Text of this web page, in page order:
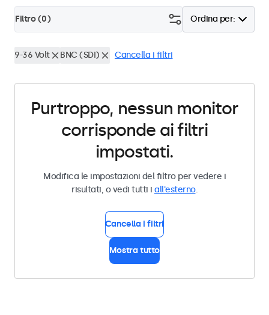
Ordina per:
Filtro (0)
9-36 Volt BNC (SDI) Cancella i filtri
Purtroppo, nessun monitor
corrisponde ai filtri
impostati.
Modifica le impostazioni del filtro per vedere i
risultati, o vedi tutti i all'esterno.
Cancella i filtri
Mostra tutto